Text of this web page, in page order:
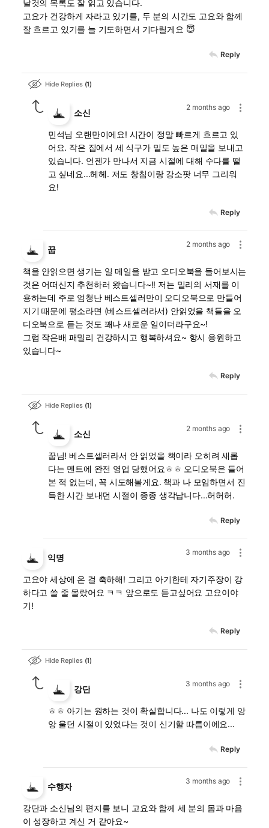
날것의 목록도 잘 읽고 있습니다.
고요가 건강하게 자라고 있기를, 두 분의 시간도 고요와 함께
잘 흐르고 있기를 늘 기도하면서 기다릴게요 😇
Reply
Hide Replies 1
2 months ago
소신
민석님 오랜만이에요! 시간이 정말 빠르게 흐르고 있
어요. 작은 집에서 세 식구가 밀도 높은 매일을 보내고
있습니다. 언젠가 만나서 지금 시절에 대해 수다를 떨
고 싶네요...헤헤. 저도 창침이랑 강소팟 너무 그리워
요!
Reply
2 months ago
꿉
책을 안읽으면 생기는 일 메일을 받고 오디오북을 들어보시는
것은 어떠신지 추천하러 왔습니다~!! 저는 밀리의 서재를 이
용하는데 주로 엄청난 베스트셀러만이 오디오북으로 만들어
지기 때문에 평소라면 (베스트셀러라서) 안읽었을 책들을 오
디오북으로 듣는 것도 꽤나 새로운 일이더라구요~!
그럼 작은배 패밀리 건강하시고 행복하셔요~ 항시 응원하고
있습니다~
Reply
Hide Replies 1
2 months ago
소신
꿉님! 베스트셀러라서 안 읽었을 책이라 오히려 새롭
다는 멘트에 완전 영업 당했어요ㅎㅎ 오디오북은 들어
본 적 없는데, 꼭 시도해볼게요. 책과 나 모임하면서 진
득한 시간 보내던 시절이 종종 생각납니다...허허허.
Reply
3 months ago
익명
고요야 세상에 온 걸 축하해! 그리고 아기한테 자기주장이 강
하다고 쓸 줄 몰랐어요 ㅋㅋ 앞으로도 듣고싶어요 고요이야
기!
Reply
Hide Replies 1
3 months ago
강단
ㅎㅎ 아기는 원하는 것이 확실합니다... 나도 이렇게 앙
앙 울던 시절이 있었다는 것이 신기할 따름이에요...
Reply
3 months ago
수행자
강단과 소신님의 편지를 보니 고요와 함께 세 분의 몸과 마음
이 성장하고 계신 거 같아요~